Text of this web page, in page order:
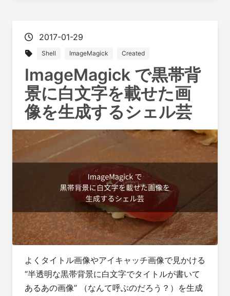
2017-01-29
Shell ImageMagick Created
ImageMagick で黒帯背
景に白文字を載せた画
像を生成するシェル芸
よくタイトル画像やアイキャッチ画像で見かける
“半透明な黒帯背景に白文字でタイトルが書いて
あるあの画像” （なんて呼ぶのだろう？）を生成